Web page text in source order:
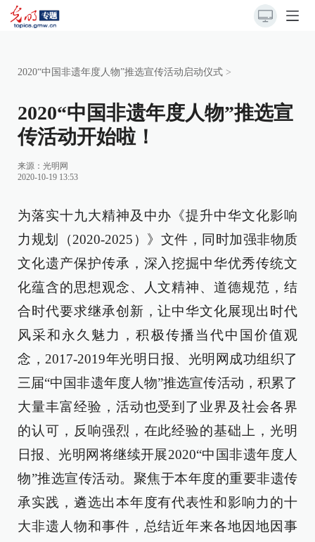
2020“中国非遗年度人物”推选宣传活动启动仪式 >
2020“中国非遗年度人物”推选宣
传活动开始啦！
来源： 光明网
2020-10-19 13:53
为落实十九大精神及中办《提升中华文化影响
力规划（2020-2025）》文件，同时加强非物质
文化遗产保护传承，深入挖掘中华优秀传统文
化蕴含的思想观念、人文精神、道德规范，结
合时代要求继承创新，让中华文化展现出时代
风采和永久魅力，积极传播当代中国价值观
念，2017-2019年光明日报、光明网成功组织了
三届“中国非遗年度人物”推选宣传活动，积累了
大量丰富经验，活动也受到了业界及社会各界
的认可，反响强烈，在此经验的基础上，光明
日报、光明网将继续开展2020“中国非遗年度人
物”推选宣传活动。聚焦于本年度的重要非遗传
承实践，遴选出本年度有代表性和影响力的十
大非遗人物和事件，总结近年来各地因地因事